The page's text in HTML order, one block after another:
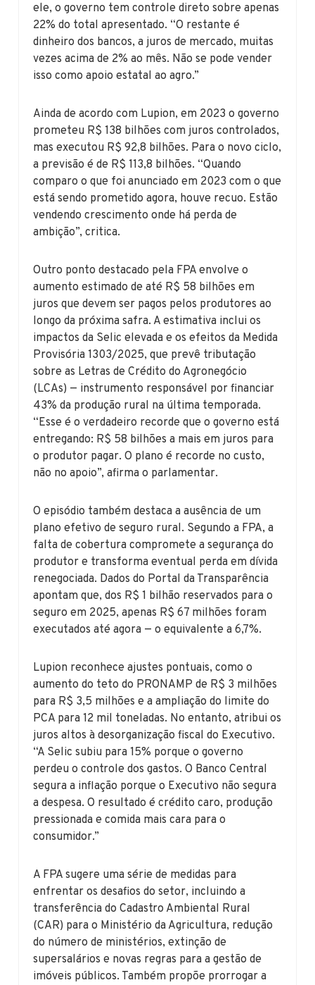
ele, o governo tem controle direto sobre apenas
22% do total apresentado. “O restante é
dinheiro dos bancos, a juros de mercado, muitas
vezes acima de 2% ao mês. Não se pode vender
isso como apoio estatal ao agro.”
Ainda de acordo com Lupion, em 2023 o governo
prometeu R$ 138 bilhões com juros controlados,
mas executou R$ 92,8 bilhões. Para o novo ciclo,
a previsão é de R$ 113,8 bilhões. “Quando
comparo o que foi anunciado em 2023 com o que
está sendo prometido agora, houve recuo. Estão
vendendo crescimento onde há perda de
ambição”, critica.
Outro ponto destacado pela FPA envolve o
aumento estimado de até R$ 58 bilhões em
juros que devem ser pagos pelos produtores ao
longo da próxima safra. A estimativa inclui os
impactos da Selic elevada e os efeitos da Medida
Provisória 1303/2025, que prevê tributação
sobre as Letras de Crédito do Agronegócio
(LCAs) — instrumento responsável por financiar
43% da produção rural na última temporada.
“Esse é o verdadeiro recorde que o governo está
entregando: R$ 58 bilhões a mais em juros para
o produtor pagar. O plano é recorde no custo,
não no apoio”, afirma o parlamentar.
O episódio também destaca a ausência de um
plano efetivo de seguro rural. Segundo a FPA, a
falta de cobertura compromete a segurança do
produtor e transforma eventual perda em dívida
renegociada. Dados do Portal da Transparência
apontam que, dos R$ 1 bilhão reservados para o
seguro em 2025, apenas R$ 67 milhões foram
executados até agora — o equivalente a 6,7%.
Lupion reconhece ajustes pontuais, como o
aumento do teto do PRONAMP de R$ 3 milhões
para R$ 3,5 milhões e a ampliação do limite do
PCA para 12 mil toneladas. No entanto, atribui os
juros altos à desorganização fiscal do Executivo.
“A Selic subiu para 15% porque o governo
perdeu o controle dos gastos. O Banco Central
segura a inflação porque o Executivo não segura
a despesa. O resultado é crédito caro, produção
pressionada e comida mais cara para o
consumidor.”
A FPA sugere uma série de medidas para
enfrentar os desafios do setor, incluindo a
transferência do Cadastro Ambiental Rural
(CAR) para o Ministério da Agricultura, redução
do número de ministérios, extinção de
supersalários e novas regras para a gestão de
imóveis públicos. Também propõe prorrogar a